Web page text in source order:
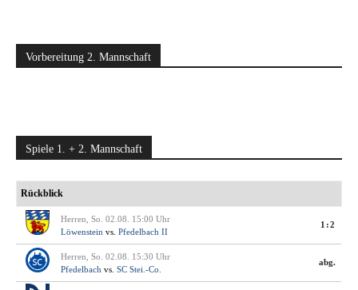
Vorbereitung 2. Mannschaft
Spiele 1. + 2. Mannschaft
Rückblick
Herren, So. 02.08. 15:00 Uhr
Löwenstein vs. Pfedelbach II
1:2
Herren, So. 02.08. 15:30 Uhr
Pfedelbach vs. SC Stei.-Co.
abg.